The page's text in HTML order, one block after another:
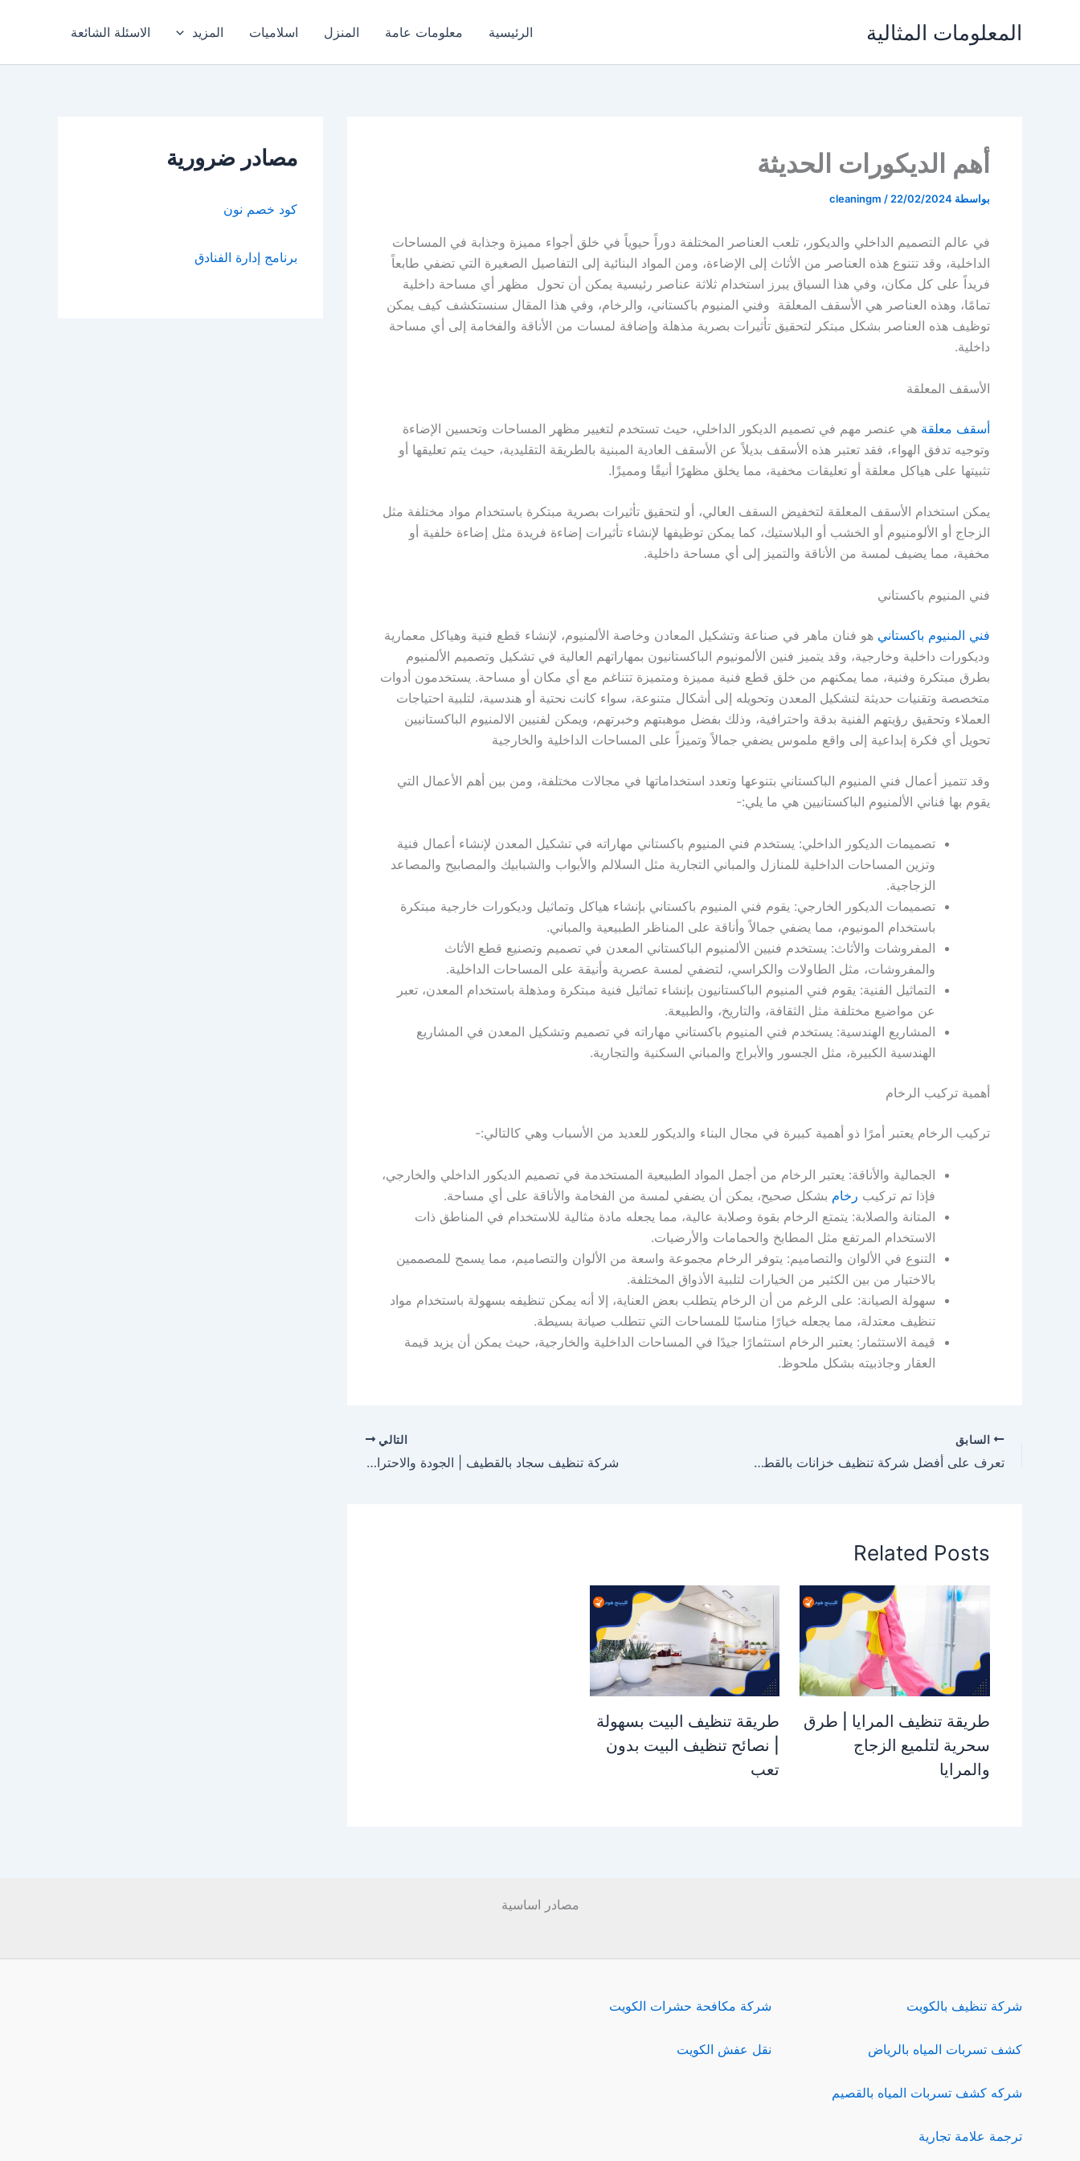
المعلومات المثالية الرئيسية معلومات عامة المنزل اسلاميات المزيد الاسئلة الشائعة
أهم الديكورات الحديثة
بواسطة cleaningm / 22/02/2024
في عالم التصميم الداخلي والديكور، تلعب العناصر المختلفة دوراً حيوياً في خلق أجواء مميزة وجذابة في المساحات
الداخلية، وقد تتنوع هذه العناصر من الأثاث إلى الإضاءة، ومن المواد البنائية إلى التفاصيل الصغيرة التي تضفي طابعاً
فريداً على كل مكان، وفي هذا السياق يبرز استخدام ثلاثة عناصر رئيسية يمكن أن تحول مظهر أي مساحة داخلية
تمامًا، وهذه العناصر هي الأسقف المعلقة وفني المنيوم باكستاني، والرخام، وفي هذا المقال سنستكشف كيف يمكن
توظيف هذه العناصر بشكل مبتكر لتحقيق تأثيرات بصرية مذهلة وإضافة لمسات من الأناقة والفخامة إلى أي مساحة
داخلية.
الأسقف المعلقة
أسقف معلقة هي عنصر مهم في تصميم الديكور الداخلي، حيث تستخدم لتغيير مظهر المساحات وتحسين الإضاءة
وتوجيه تدفق الهواء، فقد تعتبر هذه الأسقف بديلاً عن الأسقف العادية المبنية بالطريقة التقليدية، حيث يتم تعليقها أو
تثبيتها على هياكل معلقة أو تعليقات مخفية، مما يخلق مظهرًا أنيقًا ومميزًا.
يمكن استخدام الأسقف المعلقة لتخفيض السقف العالي، أو لتحقيق تأثيرات بصرية مبتكرة باستخدام مواد مختلفة مثل
الزجاج أو الألومنيوم أو الخشب أو البلاستيك، كما يمكن توظيفها لإنشاء تأثيرات إضاءة فريدة مثل إضاءة خلفية أو
مخفية، مما يضيف لمسة من الأناقة والتميز إلى أي مساحة داخلية.
فني المنيوم باكستاني
فني المنيوم باكستاني هو فنان ماهر في صناعة وتشكيل المعادن وخاصة الألمنيوم، لإنشاء قطع فنية وهياكل معمارية
وديكورات داخلية وخارجية، وقد يتميز فنين الألمونيوم الباكستانيون بمهاراتهم العالية في تشكيل وتصميم الألمنيوم
بطرق مبتكرة وفنية، مما يمكنهم من خلق قطع فنية مميزة ومتميزة تتناغم مع أي مكان أو مساحة. يستخدمون أدوات
متخصصة وتقنيات حديثة لتشكيل المعدن وتحويله إلى أشكال متنوعة، سواء كانت نحتية أو هندسية، لتلبية احتياجات
العملاء وتحقيق رؤيتهم الفنية بدقة واحترافية، وذلك بفضل موهبتهم وخبرتهم، ويمكن لفنيين الالمنيوم الباكستانيين
تحويل أي فكرة إبداعية إلى واقع ملموس يضفي جمالاً وتميزاً على المساحات الداخلية والخارجية
وقد تتميز أعمال فني المنيوم الباكستاني بتنوعها وتعدد استخداماتها في مجالات مختلفة، ومن بين أهم الأعمال التي
يقوم بها فناني الألمنيوم الباكستانيين هي ما يلي:-
تصميمات الديكور الداخلي: يستخدم فني المنيوم باكستاني مهاراته في تشكيل المعدن لإنشاء أعمال فنية
وتزين المساحات الداخلية للمنازل والمباني التجارية مثل السلالم والأبواب والشبابيك والمصابيح والمصاعد
الزجاجية.
تصميمات الديكور الخارجي: يقوم فني المنيوم باكستاني بإنشاء هياكل وتماثيل وديكورات خارجية مبتكرة
باستخدام المونيوم، مما يضفي جمالاً وأناقة على المناظر الطبيعية والمباني.
المفروشات والأثاث: يستخدم فنيين الألمنيوم الباكستاني المعدن في تصميم وتصنيع قطع الأثاث
والمفروشات، مثل الطاولات والكراسي، لتضفي لمسة عصرية وأنيقة على المساحات الداخلية.
التماثيل الفنية: يقوم فني المنيوم الباكستانيون بإنشاء تماثيل فنية مبتكرة ومذهلة باستخدام المعدن، تعبر
عن مواضيع مختلفة مثل الثقافة، والتاريخ، والطبيعة.
المشاريع الهندسية: يستخدم فني المنيوم باكستاني مهاراته في تصميم وتشكيل المعدن في المشاريع
الهندسية الكبيرة، مثل الجسور والأبراج والمباني السكنية والتجارية.
أهمية تركيب الرخام
تركيب الرخام يعتبر أمرًا ذو أهمية كبيرة في مجال البناء والديكور للعديد من الأسباب وهي كالتالي:-
الجمالية والأناقة: يعتبر الرخام من أجمل المواد الطبيعية المستخدمة في تصميم الديكور الداخلي والخارجي،
فإذا تم تركيب رخام بشكل صحيح، يمكن أن يضفي لمسة من الفخامة والأناقة على أي مساحة.
المتانة والصلابة: يتمتع الرخام بقوة وصلابة عالية، مما يجعله مادة مثالية للاستخدام في المناطق ذات
الاستخدام المرتفع مثل المطابخ والحمامات والأرضيات.
التنوع في الألوان والتصاميم: يتوفر الرخام مجموعة واسعة من الألوان والتصاميم، مما يسمح للمصممين
بالاختيار من بين الكثير من الخيارات لتلبية الأذواق المختلفة.
سهولة الصيانة: على الرغم من أن الرخام يتطلب بعض العناية، إلا أنه يمكن تنظيفه بسهولة باستخدام مواد
تنظيف معتدلة، مما يجعله خيارًا مناسبًا للمساحات التي تتطلب صيانة بسيطة.
قيمة الاستثمار: يعتبر الرخام استثمارًا جيدًا في المساحات الداخلية والخارجية، حيث يمكن أن يزيد قيمة
العقار وجاذبيته بشكل ملحوظ.
السابق
تعرف على أفضل شركة تنظيف خزانات بالقطيف وخدماتها المميزة
التالي
شركة تنظيف سجاد بالقطيف | الجودة والاحترافية
Related Posts
طريقة تنظيف المرايا | طرق
سحرية لتلميع الزجاج
والمرايا
طريقة تنظيف البيت بسهولة
| نصائح تنظيف البيت بدون
تعب
مصادر ضرورية
كود خصم نون
برنامج إدارة الفنادق
مصادر اساسية
شركة تنظيف بالكويت
كشف تسربات المياه بالرياض
شركه كشف تسربات المياه بالقصيم
ترجمة علامة تجارية
شركة مكافحة حشرات الكويت
نقل عفش الكويت